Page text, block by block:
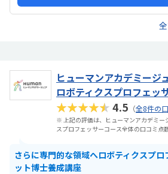
ヒューマンアカデミージ
ロボティクスプロフェッ
★★★★★4.5 （全8件の
※ 上記の評価は、ヒューマンアカデミー
スプロフェッサーコース全体の口コミ点
さらに専門的な領域へロボティクスプ
ット博士養成講座